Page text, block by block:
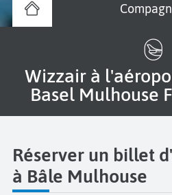
Wizzair à l'aéroport EuroAirport
Basel Mulhouse
Réserver un billet
à Bâle Mulhouse